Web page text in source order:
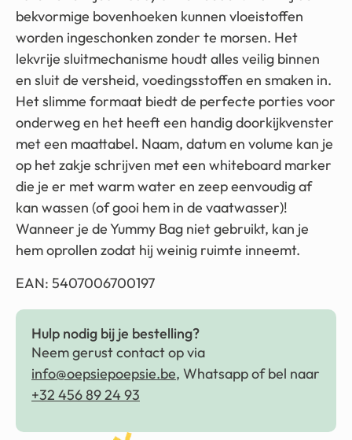
bekvormige bovenhoeken kunnen vloeistoffen
worden ingeschonken zonder te morsen. Het
lekvrije sluitmechanisme houdt alles veilig binnen
en sluit de versheid, voedingsstoffen en smaken in.
Het slimme formaat biedt de perfecte porties voor
onderweg en het heeft een handig doorkijkvenster
met een maattabel. Naam, datum en volume kan je
op het zakje schrijven met een whiteboard marker
die je er met warm water en zeep eenvoudig af
kan wassen (of gooi hem in de vaatwasser)!
Wanneer je de Yummy Bag niet gebruikt, kan je
hem oprollen zodat hij weinig ruimte inneemt.
EAN: 5407006700197
Hulp nodig bij je bestelling?
Neem gerust contact op via
info@oepsiepoepsie.be, Whatsapp of bel naar
+32 456 89 24 93